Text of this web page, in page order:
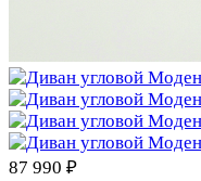
87 990 ₽